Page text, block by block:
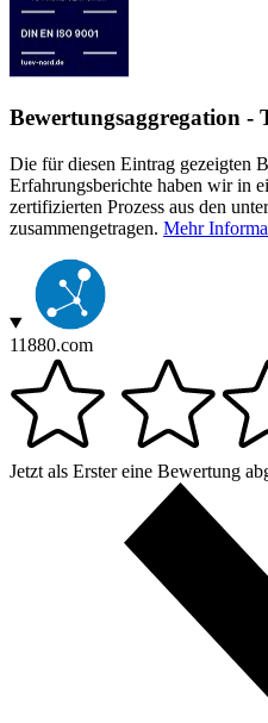
Bewertungsaggregation -
Die für diesen Eintrag gezeigten
Erfahrungsberichte haben wir in
zertifizierten Prozess aus den
zusammengetragen. Mehr
11880.com
Jetzt als Erster eine Bewertung